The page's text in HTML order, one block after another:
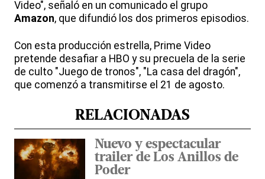
Video", señaló en un comunicado el grupo
Amazon, que difundió los dos primeros episodios.
Con esta producción estrella, Prime Video
pretende desafiar a HBO y su precuela de la serie
de culto "Juego de tronos", "La casa del dragón",
que comenzó a transmitirse el 21 de agosto.
RELACIONADAS
Nuevo y espectacular
trailer de Los Anillos de
Poder